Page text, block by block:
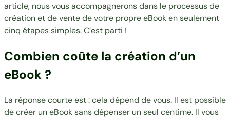
article, nous vous accompagnerons dans le processus de
création et de vente de votre propre eBook en seulement
cinq étapes simples. C’est parti !
Combien coûte la création d’un
eBook ?
La réponse courte est : cela dépend de vous. Il est possible
de créer un eBook sans dépenser un seul centime. Il vous